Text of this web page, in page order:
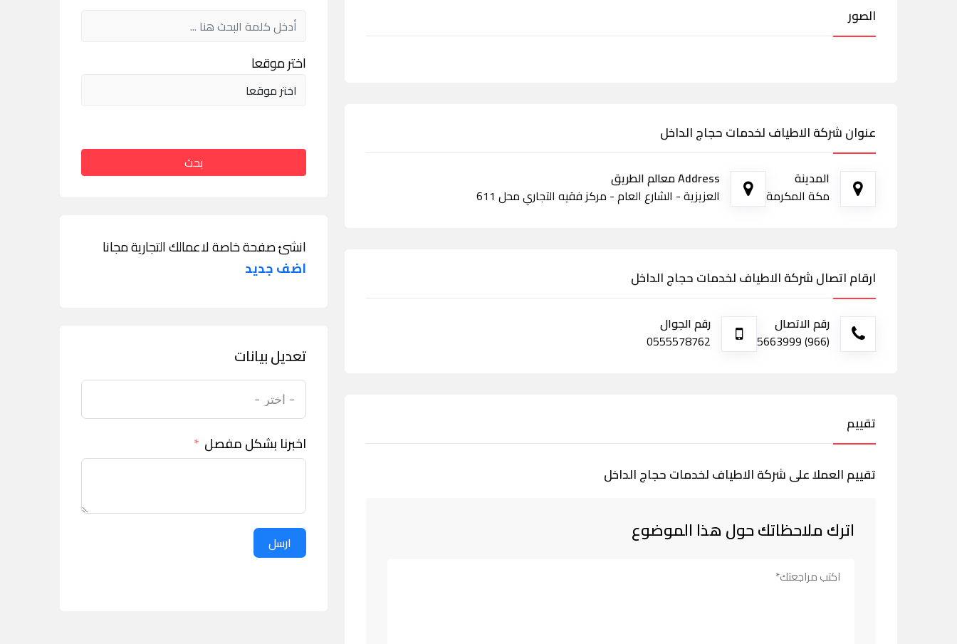
الصور
عنوان شركة الاطياف لخدمات حجاج الداخل
المدينة
مكة المكرمة
Address معالم الطريق
العزيزية - الشارع العام - مركز فقيه التجاري محل 611
ارقام اتصال شركة الاطياف لخدمات حجاج الداخل
رقم الاتصال
(966) 5663999
رقم الجوال
0555578762
تقييم
تقييم العملا على شركة الاطياف لخدمات حجاج الداخل
اترك ملاحظاتك حول هذا الموضوع
اختر موقعا
بحث
انشئ صفحة خاصة لاعمالك التجارية مجانا
اضف جديد
تعديل بيانات
اخبرنا بشكل مفصل
ارسل